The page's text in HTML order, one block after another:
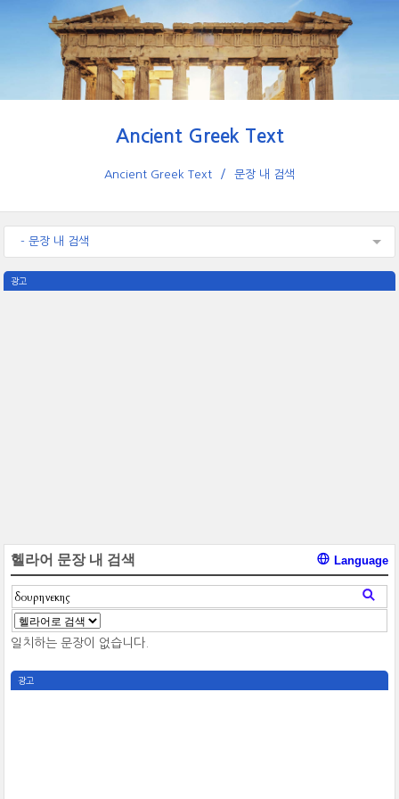
Ancient Greek Text
Ancient Greek Text 문장 내 검색
- 문장 내 검색
광고
헬라어 문장 내 검색 Language
일치하는 문장이 없습니다.
광고